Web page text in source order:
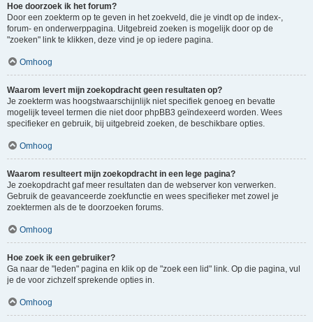
Hoe doorzoek ik het forum?
Door een zoekterm op te geven in het zoekveld, die je vindt op de index-,
forum- en onderwerppagina. Uitgebreid zoeken is mogelijk door op de
"zoeken" link te klikken, deze vind je op iedere pagina.
Omhoog
Waarom levert mijn zoekopdracht geen resultaten op?
Je zoekterm was hoogstwaarschijnlijk niet specifiek genoeg en bevatte
mogelijk teveel termen die niet door phpBB3 geïndexeerd worden. Wees
specifieker en gebruik, bij uitgebreid zoeken, de beschikbare opties.
Omhoog
Waarom resulteert mijn zoekopdracht in een lege pagina?
Je zoekopdracht gaf meer resultaten dan de webserver kon verwerken.
Gebruik de geavanceerde zoekfunctie en wees specifieker met zowel je
zoektermen als de te doorzoeken forums.
Omhoog
Hoe zoek ik een gebruiker?
Ga naar de "leden" pagina en klik op de "zoek een lid" link. Op die pagina, vul
je de voor zichzelf sprekende opties in.
Omhoog